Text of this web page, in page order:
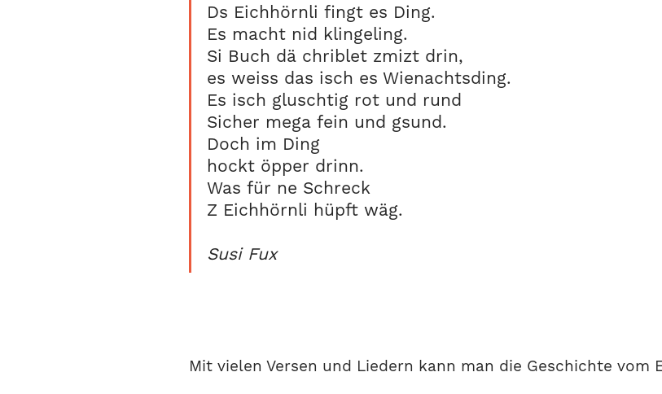
Ds Eichhörnli fingt es Ding.
Es macht nid klingeling.
Si Buch dä chriblet zmizt drin,
es weiss das isch es Wienachtsding.
Es isch gluschtig rot und rund
Sicher mega fein und gsund.
Doch im Ding
hockt öpper drinn.
Was für ne Schreck
Z Eichhörnli hüpft wäg.
Susi Fux
Mit vielen Versen und Liedern kann man die Geschichte vom